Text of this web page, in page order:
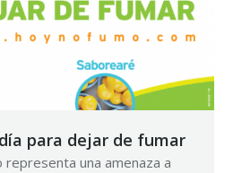
para dejar de fumar
representa una amenaza a